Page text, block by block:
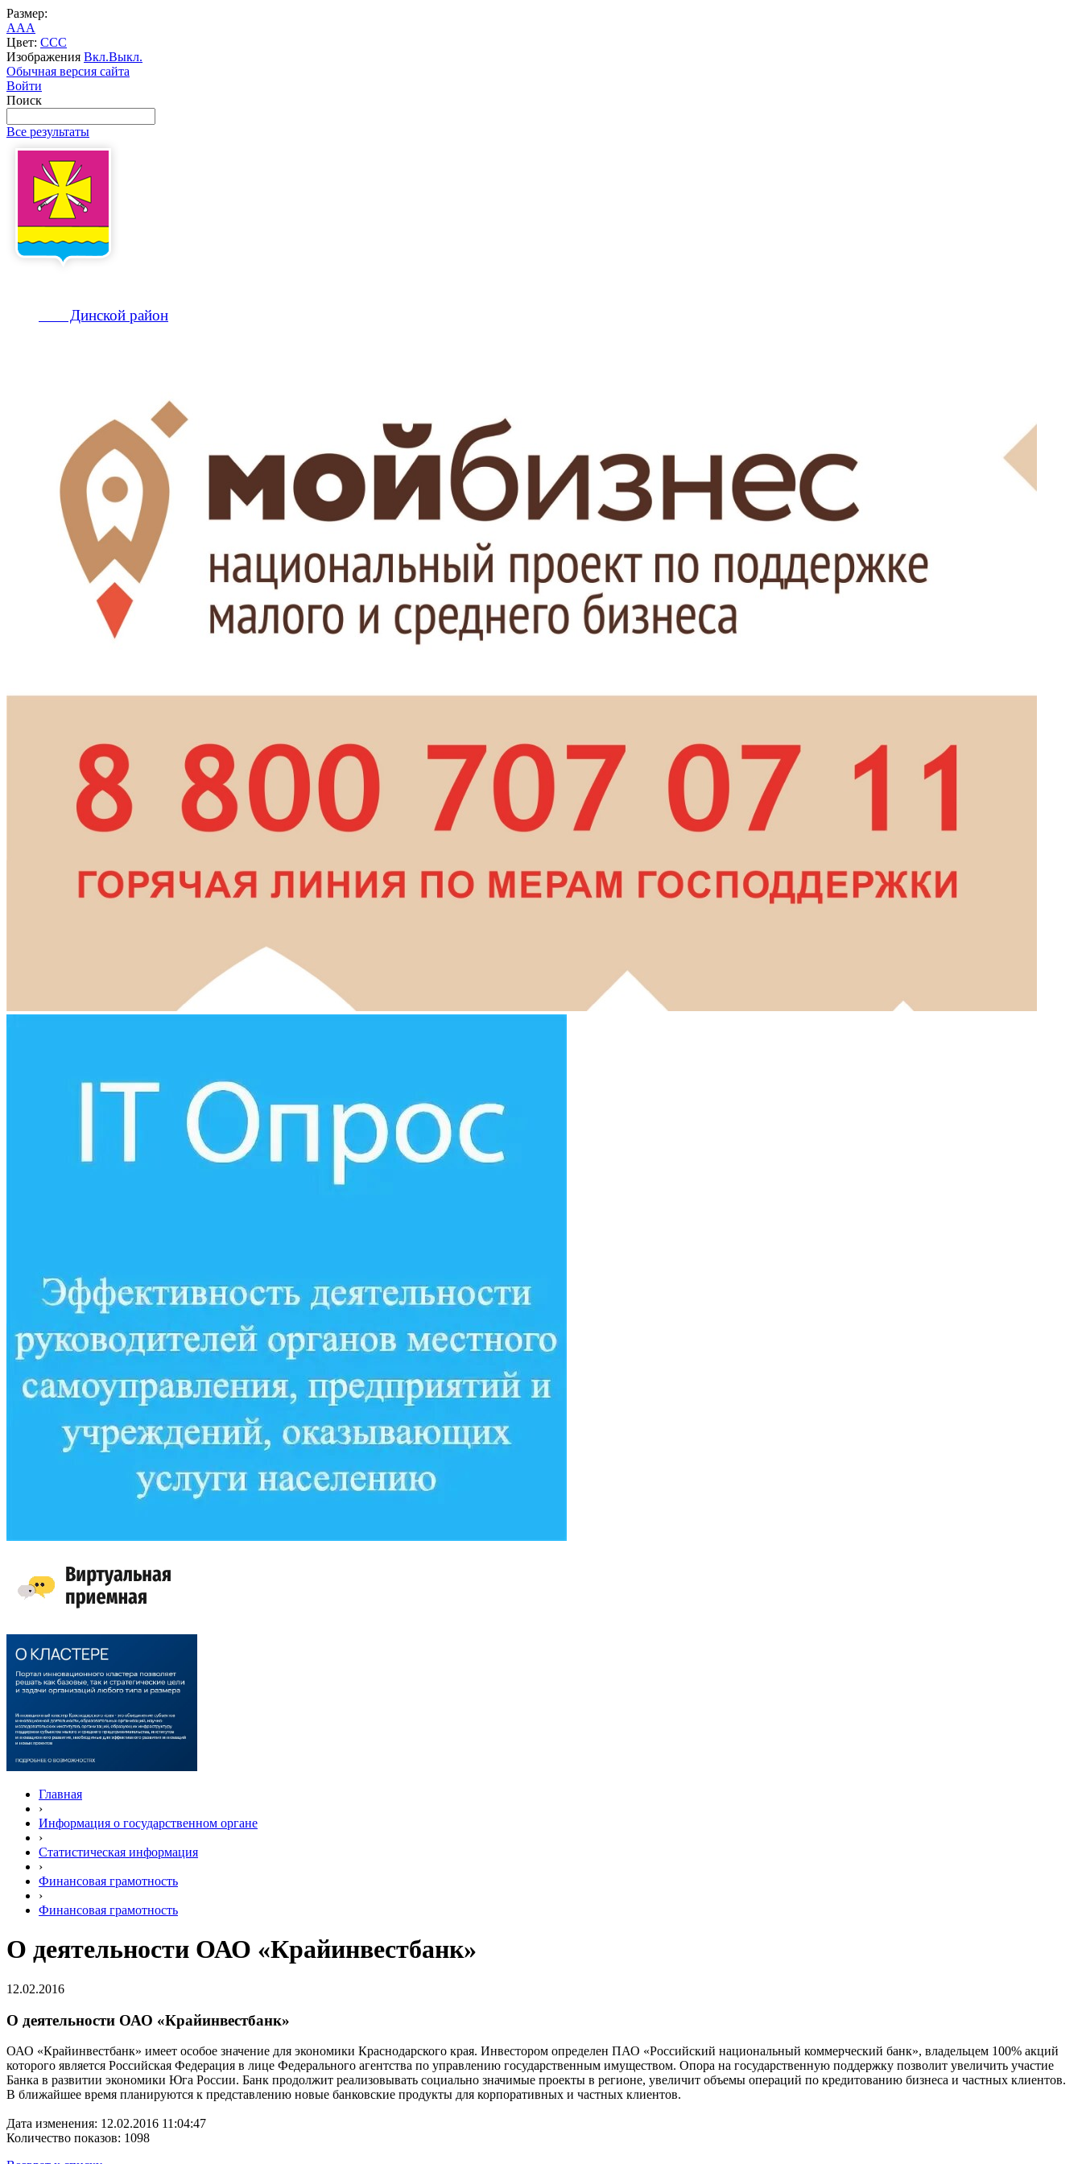
Размер:
AAA
Цвет: CCC
Изображения Вкл.Выкл.
Обычная версия сайта
Войти
Поиск
Все результаты
Динской район
Главная
›
Информация о государственном органе
›
Статистическая информация
›
Финансовая грамотность
›
Финансовая грамотность
О деятельности ОАО «Крайинвестбанк»
12.02.2016
О деятельности ОАО «Крайинвестбанк»
ОАО «Крайинвестбанк» имеет особое значение для экономики Краснодарского края. Инвестором определен ПАО «Российский национальный коммерческий банк», владельцем 100% акций
которого является Российская Федерация в лице Федерального агентства по управлению государственным имуществом. Опора на государственную поддержку позволит увеличить участие
Банка в развитии экономики Юга России. Банк продолжит реализовывать социально значимые проекты в регионе, увеличит объемы операций по кредитованию бизнеса и частных клиентов.
В ближайшее время планируются к представлению новые банковские продукты для корпоративных и частных клиентов.
Дата изменения: 12.02.2016 11:04:47
Количество показов: 1098